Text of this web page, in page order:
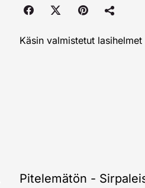
Käsin valmistetut
Pitelemätön -